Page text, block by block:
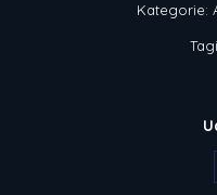
Kategorie: